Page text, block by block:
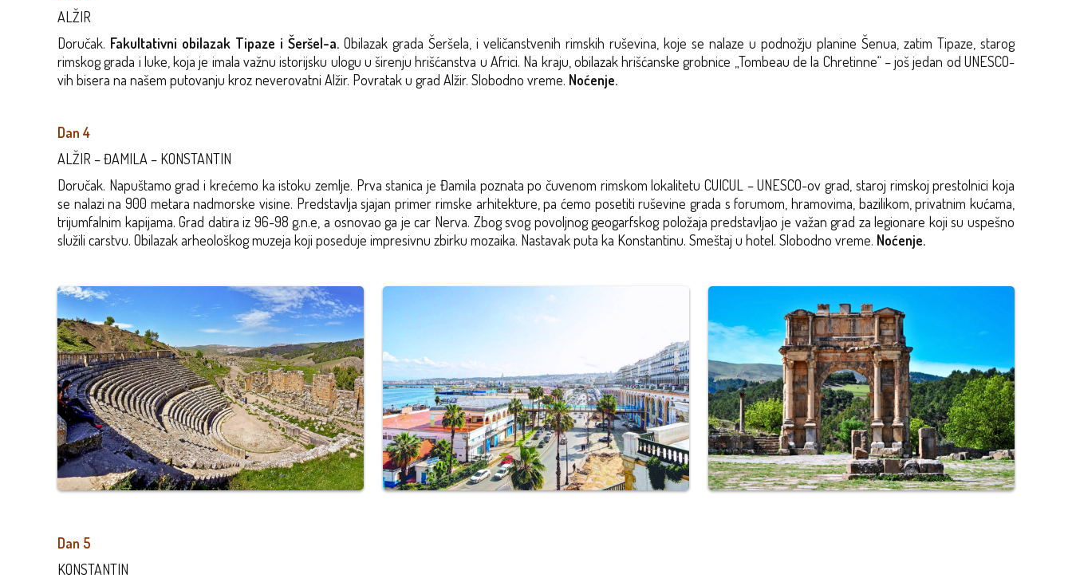
ALŽIR
Doručak. Fakultativni obilazak Tipaze i Šeršel-a. Obilazak grada Šeršela, i veličanstvenih rimskih ruševina, koje se nalaze u podnožju planine Šenua, zatim Tipaze, starog
rimskog grada i luke, koja je imala važnu istorijsku ulogu u širenju hrišćanstva u Africi. Na kraju, obilazak hrišćanske grobnice „Tombeau de la Chretinne“ – još jedan od UNESCO-
vih bisera na našem putovanju kroz neverovatni Alžir. Povratak u grad Alžir. Slobodno vreme. Noćenje.
Dan 4
ALŽIR – ĐAMILA – KONSTANTIN
Doručak. Napuštamo grad i krećemo ka istoku zemlje. Prva stanica je Đamila poznata po čuvenom rimskom lokalitetu CUICUL – UNESCO-ov grad, staroj rimskoj prestolnici koja
se nalazi na 900 metara nadmorske visine. Predstavlja sjajan primer rimske arhitekture, pa ćemo posetiti ruševine grada s forumom, hramovima, bazilikom, privatnim kućama,
trijumfalnim kapijama. Grad datira iz 96-98 g.n.e, a osnovao ga je car Nerva. Zbog svog povoljnog geogarfskog položaja predstavljao je važan grad za legionare koji su uspešno
služili carstvu. Obilazak arheološkog muzeja koji poseduje impresivnu zbirku mozaika. Nastavak puta ka Konstantinu. Smeštaj u hotel. Slobodno vreme. Noćenje.
Dan 5
KONSTANTIN